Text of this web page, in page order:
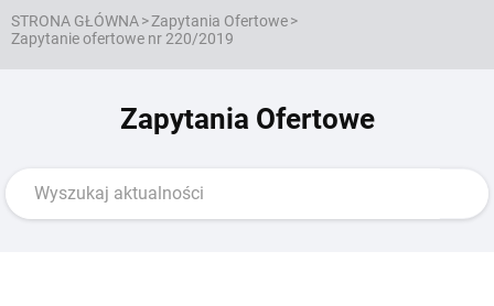
STRONA GŁÓWNA>Zapytania Ofertowe>
Zapytanie ofertowe nr 220/2019
Zapytania Ofertowe